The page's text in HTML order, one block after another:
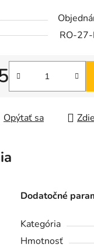
RO-
Opýtať sa
Dodatočné
Kategória
Hmotnosť